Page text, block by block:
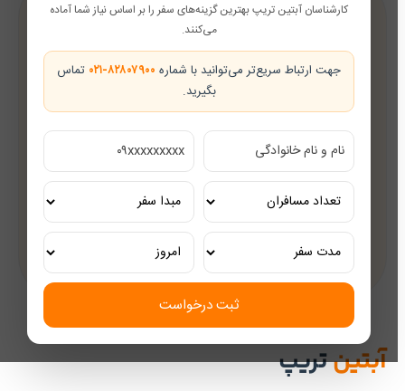
کارشناسان آبتین تریپ بهترین گزینه‌های سفر را بر اساس نیاز شما آماده
می‌کنند.
جهت ارتباط سریع‌تر می‌توانید با شماره ۰۲۱-۸۲۸۰۷۹۰۰ تماس
بگیرید.
ثبت درخواست
پشتیبانی در طول سفر
همراه شما از رزرو تا بازگشت
تضمین بهترین قیمت
قیمت‌های رقابتی
مشاوره رایگان
کارشناسان مجرب گردشگری
تور ریلی اختصاصی
تجربه‌ای لوکس و به‌یادماندنی
آبتینتریپ